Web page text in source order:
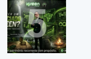
5